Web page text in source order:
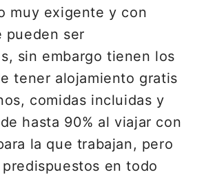
muy exigente y con
pueden ser
sin embargo tienen los
tener alojamiento gratis
comidas incluidas y
hasta 90% al viajar con
la que trabajan, pero
en todo